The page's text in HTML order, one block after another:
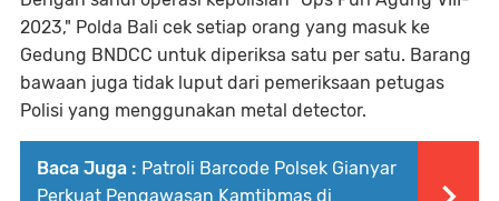
2023," Polda Bali cek setiap orang yang masuk ke
Gedung BNDCC untuk diperiksa satu per satu. Barang
bawaan juga tidak luput dari pemeriksaan petugas
Polisi yang menggunakan metal detector.
Baca Juga : Patroli Barcode Polsek Gianyar
Perkuat Pengawasan Kamtibmas di